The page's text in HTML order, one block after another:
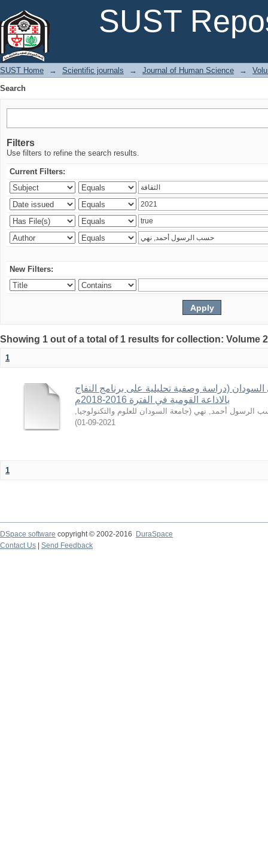
SUST
SUST Home → Scientific journals → Journal of Human Science →
Search
Filters
Use filters to refine the search results.
Current Filters:
New Filters:
Showing 1 out of a total of 1 results for collection: Volume
1
(دراسة وصفية تحليلية على برنامج النفاج
بالاذاعة القومية في الفترة 2016-2018م
الرسول أحمد, نهي (جامعة السودان للعلوم والتكنولوجيا,
2021-09-01
)
1
DSpace software copyright © 2002-2016
DuraSpace
Contact Us
Send Feedback